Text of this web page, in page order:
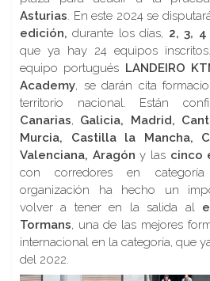
Asturias. En este 2024 se
edición, durante los días, 2, 3,
que ya hay 24 equipos
equipo portugués LANDEIRO
Academy, se darán cita
territorio nacional. Están
Canarias, Galicia, Madrid,
Murcia, Castilla la Mancha,
Valenciana, Aragón y las cinco
con corredores en
organización ha hecho un
volver a tener en la salida al
Tormans, una de las mejores
internacional en la categoría, que
del 2022.